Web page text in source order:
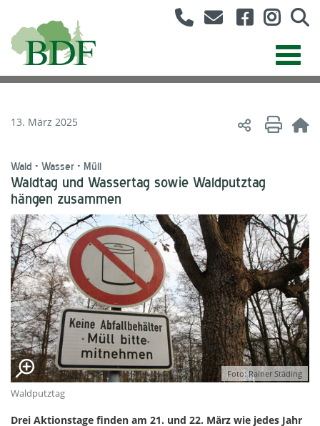
13. März 2025
Wald - Wasser - Müll
Waldtag und Wassertag sowie Waldputztag
hängen zusammen
Foto: Rainer Städing
Waldputztag
Drei Aktionstage finden am 21. und 22. März wie jedes Jahr